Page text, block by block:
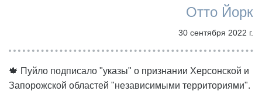
Отто Йорк
30 сентября 2022 г.
🍁 Пуйло подписало "указы" о признании Херсонской и
Запорожской областей "независимыми территориями".